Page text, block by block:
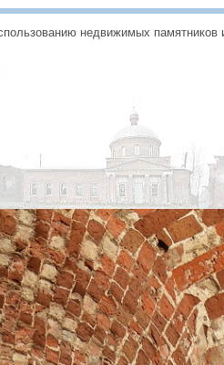
недвижимых памятников